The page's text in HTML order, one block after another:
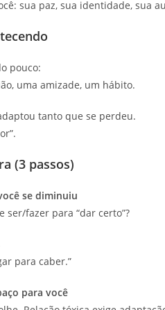
sua paz, sua identidade, sua
pouco:
uma amizade, um hábito.
tanto que se perdeu.
(3 passos)
se diminuiu
ser/fazer para “dar certo”?
para caber.”
para você